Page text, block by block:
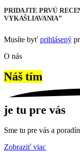
PRIDAJTE PRVÚ
VYKAŠLIAVANIA”
Musíte byť prihlásený
O nás
Náš tím
je tu pre vás
Sme tu pre vás a
Zobraziť viac